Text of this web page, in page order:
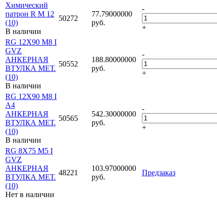
Химический
патрон R M 12
(10)
В наличии
50272
77.79000000
руб.
-
+
RG 12X90 M8 I
GVZ
АНКЕРНАЯ
ВТУЛКА МЕТ.
(10)
В наличии
50552
188.80000000
руб.
-
+
RG 12X90 M8 I
A4
АНКЕРНАЯ
ВТУЛКА МЕТ.
(10)
В наличии
50565
542.30000000
руб.
-
+
RG 8X75 M5 I
GVZ
АНКЕРНАЯ
ВТУЛКА МЕТ.
(10)
Нет в наличии
48221
103.97000000
руб.
Предзаказ